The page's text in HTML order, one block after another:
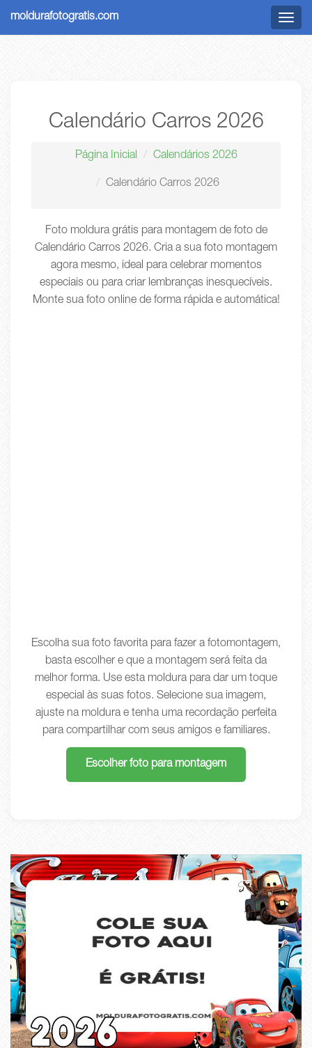
Menu
moldurafotogratis.com
Calendário Carros 2026
Página Inicial Calendários 2026
Calendário Carros 2026
Foto moldura grátis para montagem de foto de
Calendário Carros 2026. Cria a sua foto montagem
agora mesmo, ideal para celebrar momentos
especiais ou para criar lembranças inesquecíveis.
Monte sua foto online de forma rápida e automática!
Escolha sua foto favorita para fazer a fotomontagem,
basta escolher e que a montagem será feita da
melhor forma. Use esta moldura para dar um toque
especial às suas fotos. Selecione sua imagem,
ajuste na moldura e tenha uma recordação perfeita
para compartilhar com seus amigos e familiares.
Escolher foto para montagem